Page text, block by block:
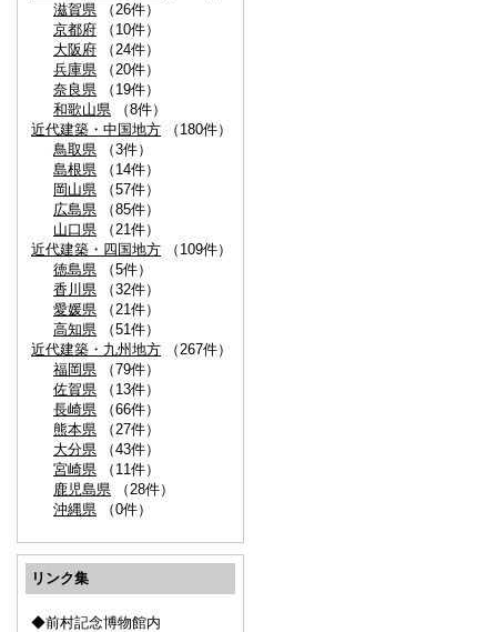
滋賀県 （26件）
京都府 （10件）
大阪府 （24件）
兵庫県 （20件）
奈良県 （19件）
和歌山県 （8件）
近代建築・中国地方 （180件）
鳥取県 （3件）
島根県 （14件）
岡山県 （57件）
広島県 （85件）
山口県 （21件）
近代建築・四国地方 （109件）
徳島県 （5件）
香川県 （32件）
愛媛県 （21件）
高知県 （51件）
近代建築・九州地方 （267件）
福岡県 （79件）
佐賀県 （13件）
長崎県 （66件）
熊本県 （27件）
大分県 （43件）
宮崎県 （11件）
鹿児島県 （28件）
沖縄県 （0件）
リンク集
◆前村記念博物館内